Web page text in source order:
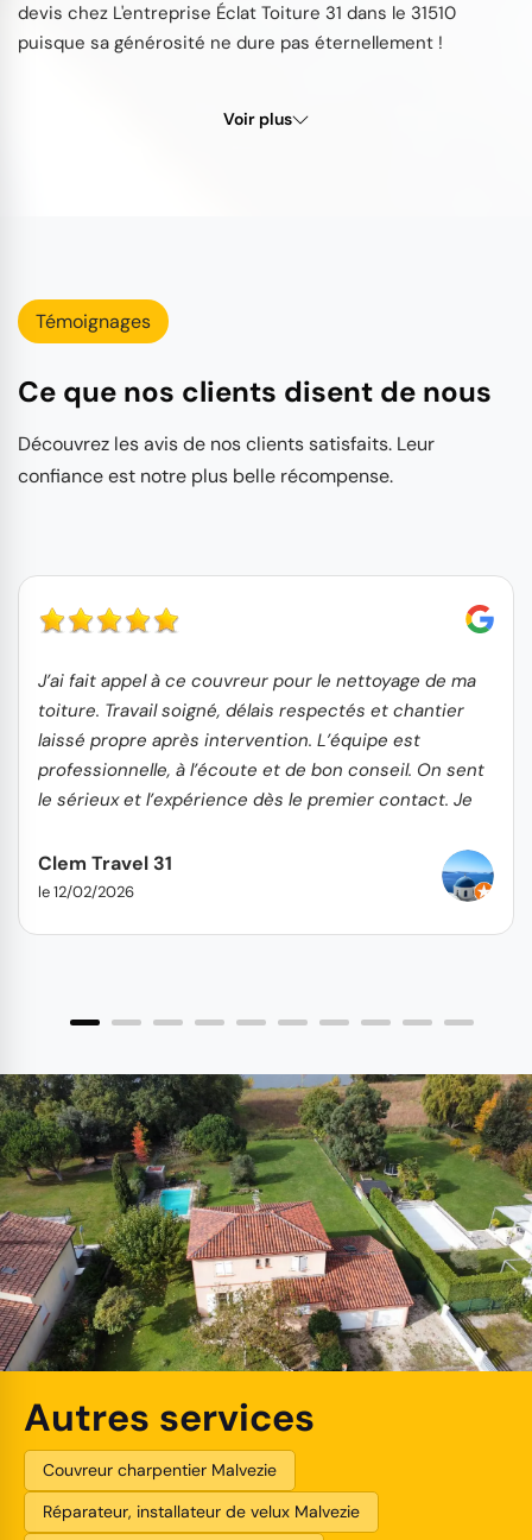
devis chez L'entreprise Éclat Toiture 31 dans le 31510
puisque sa générosité ne dure pas éternellement !
Voir plus
Témoignages
Ce que nos clients disent de nous
Découvrez les avis de nos clients satisfaits. Leur
confiance est notre plus belle récompense.
J’ai fait appel à ce couvreur pour le nettoyage de ma
toiture. Travail soigné, délais respectés et chantier
laissé propre après intervention. L’équipe est
professionnelle, à l’écoute et de bon conseil. On sent
le sérieux et l’expérience dès le premier contact. Je
Clem Travel 31
le 12/02/2026
Autres services
Couvreur charpentier Malvezie
Réparateur, installateur de velux Malvezie